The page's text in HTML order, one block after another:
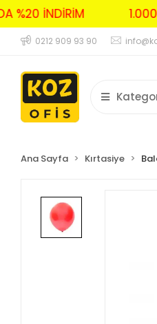
%20 İNDİRİM
0212 909 93 90
Ana Sayfa Kırtasiye